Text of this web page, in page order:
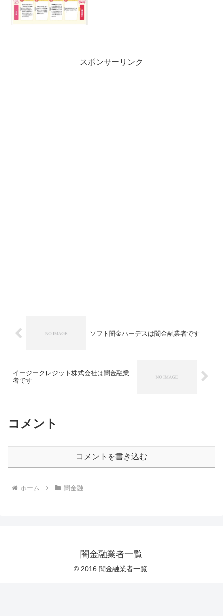
スポンサーリンク
ソフト闇金ハーデスは闇金融業者です
イージークレジット株式会社は闇金融業
者です
コメント
コメントを書き込む
ホーム 闇金融
闇金融業者一覧
© 2016 闇金融業者一覧.